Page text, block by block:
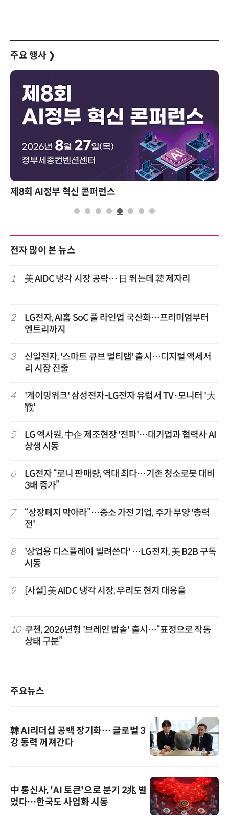
주요 행사 ❯
제8회 AI정부 혁신 콘퍼런스
전자 많이 본 뉴스
1 美 AIDC 냉각 시장 공략… 日 뛰는데 韓 제자리
2
LG전자, AI홈 SoC 풀 라인업 국산화…프리미엄부터
엔트리까지
3
신일전자, '스마트 큐브 멀티탭' 출시…디지털 액세서
리 시장 진출
4
'게이밍위크' 삼성전자-LG전자 유럽서 TV·모니터 '大
戰'
5
LG 엑사원, 中企 제조현장 '전파'…대기업과 협력사 AI
상생 시동
6
LG전자 “로니 판매량, 역대 최다…기존 청소로봇 대비
3배 증가”
7
“상장폐지 막아라”…중소 가전 기업, 주가 부양 '총력
전'
8
'상업용 디스플레이 빌려쓴다' …LG전자, 美 B2B 구독
시동
9 [사설] 美 AIDC 냉각 시장, 우리도 현지 대응을
10 쿠첸, 2026년형 '브레인 밥솥' 출시…“표정으로 작동
상태 구분”
주요뉴스
韓 AI리더십 공백 장기화… 글로벌 3
강 동력 꺼져간다
中 통신사, 'AI 토큰'으로 분기 2兆 벌
었다…한국도 사업화 시동